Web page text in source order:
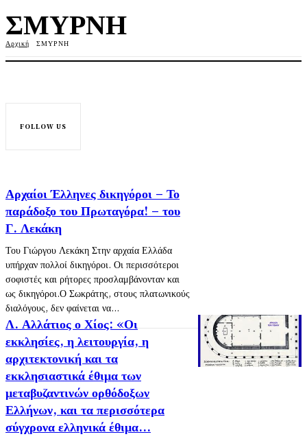
ΣΜΥΡΝΗ
Αρχική ΣΜΥΡΝΗ
Αρχαίοι Έλληνες δικηγόροι – Το
παράδοξο του Πρωταγόρα! – του
Γ. Λεκάκη
Του Γιώργου Λεκάκη Στην αρχαία Ελλάδα
υπήρχαν πολλοί δικηγόροι. Οι περισσότεροι
σοφιστές και ρήτορες προσλαμβάνονταν και
ως δικηγόροι.Ο Σωκράτης, στους πλατωνικούς
διαλόγους, δεν φαίνεται να...
Λ. Αλλάτιος ο Χίος: «Οι
εκκλησίες, η λειτουργία, η
αρχιτεκτονική και τα
εκκλησιαστικά έθιμα των
μεταβυζαντινών ορθόδοξων
Ελλήνων, και τα περισσότερα
σύγχρονα ελληνικά έθιμα...
FOLLOW US